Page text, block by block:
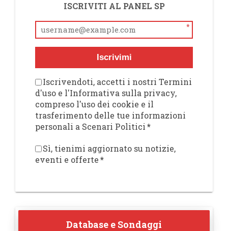
ISCRIVITI AL PANEL SP
*
Iscrivimi
Iscrivendoti, accetti i nostri Termini
d'uso e l'Informativa sulla privacy,
compreso l'uso dei cookie e il
trasferimento delle tue informazioni
personali a Scenari Politici*
Sì, tienimi aggiornato su notizie,
eventi e offerte*
Database e Sondaggi